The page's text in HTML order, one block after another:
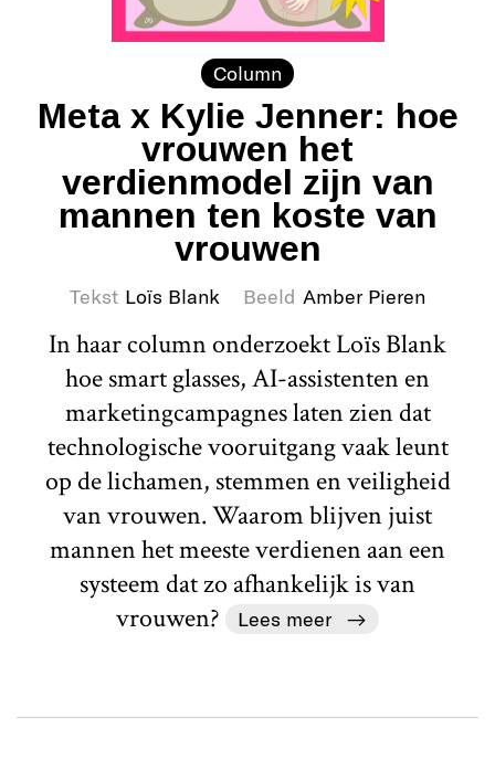
Column
Meta x Kylie Jenner: hoe
vrouwen het
verdienmodel zijn van
mannen ten koste van
vrouwen
Tekst Loïs Blank Beeld Amber Pieren
In haar column onderzoekt Loïs Blank
hoe smart glasses, AI-assistenten en
marketingcampagnes laten zien dat
technologische vooruitgang vaak leunt
op de lichamen, stemmen en veiligheid
van vrouwen. Waarom blijven juist
mannen het meeste verdienen aan een
systeem dat zo afhankelijk is van
vrouwen?
Lees meer